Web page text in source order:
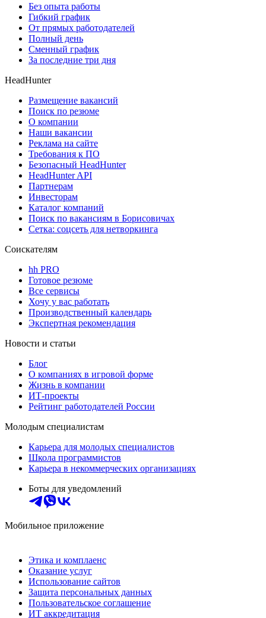
Без опыта работы
Гибкий график
От прямых работодателей
Полный день
Сменный график
За последние три дня
HeadHunter
Размещение вакансий
Поиск по резюме
О компании
Наши вакансии
Реклама на сайте
Требования к ПО
Безопасный HeadHunter
HeadHunter API
Партнерам
Инвесторам
Каталог компаний
Поиск по вакансиям в Борисовичах
Сетка: соцсеть для нетворкинга
Соискателям
hh PRO
Готовое резюме
Все сервисы
Хочу у вас работать
Производственный календарь
Экспертная рекомендация
Новости и статьи
Блог
О компаниях в игровой форме
Жизнь в компании
ИТ-проекты
Рейтинг работодателей России
Молодым специалистам
Карьера для молодых специалистов
Школа программистов
Карьера в некоммерческих организациях
Боты для уведомлений
Мобильное приложение
Этика и комплаенс
Оказание услуг
Использование сайтов
Защита персональных данных
Пользовательское соглашение
ИТ аккредитация